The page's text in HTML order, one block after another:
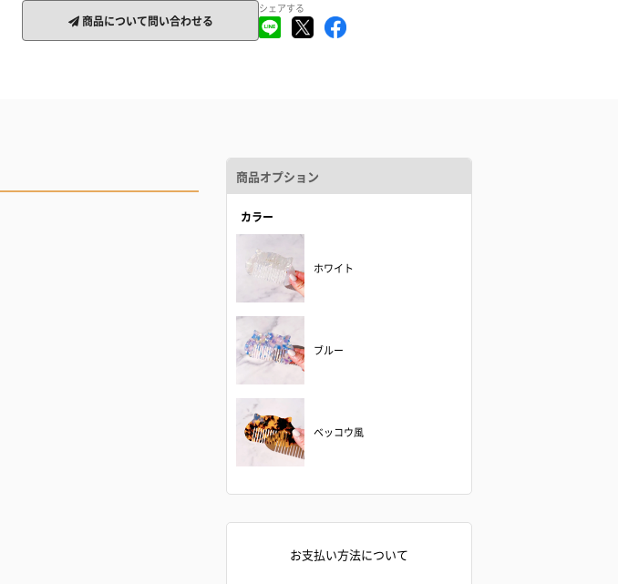
商品について問い合わせる
シェアする
商品オプション
カラー
ホワイト
ブルー
ベッコウ風
お支払い方法について